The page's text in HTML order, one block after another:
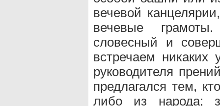
вечевой
вечевые
словесный и
встречаем никаких
руководителя
предлагался тем,
либо из народа;